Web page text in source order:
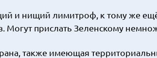
и нищий лимитроф, к тому же
Могут прислать Зеленскому
также имеющая